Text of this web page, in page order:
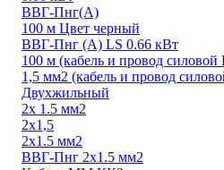
ВВГ-Пнг(А)
100 м Цвет черный
ВВГ-Пнг (А) LS 0.66 кВт
100 м (кабель и провод
1,5 мм2 (кабель и провод
Двухжильный
2х 1.5 мм2
2х1,5
2х1.5 мм2
ВВГ-Пнг 2х1.5 мм2